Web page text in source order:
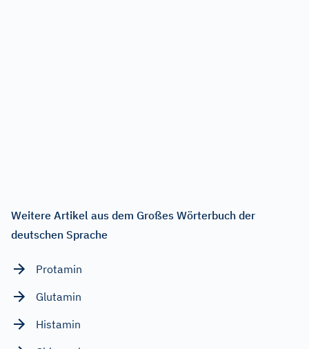
Weitere Artikel aus dem Großes Wörterbuch der
deutschen Sprache
Protamin
Glutamin
Histamin